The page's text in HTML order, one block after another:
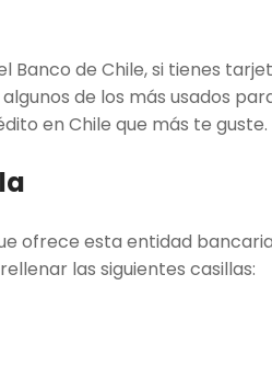
Banco de Chile, si tienes
de los más usados
en Chile que más te guste.
ofrece esta entidad
las siguientes casillas: